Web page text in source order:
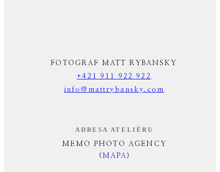
ADRESA ATELIÉRU
MEMO PHOTO AGENCY
( MAPA )
FOTOGRAF MATT RYBANSKY
+421 911 922 922
info@mattrybansky.com